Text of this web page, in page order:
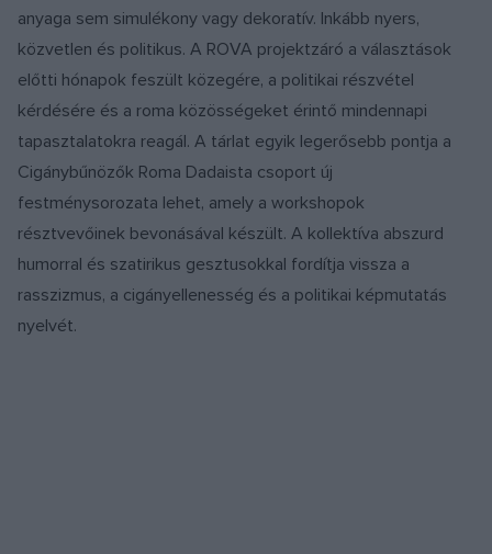
anyaga sem simulékony vagy dekoratív. Inkább nyers,
közvetlen és politikus. A ROVA projektzáró a választások
előtti hónapok feszült közegére, a politikai részvétel
kérdésére és a roma közösségeket érintő mindennapi
tapasztalatokra reagál. A tárlat egyik legerősebb pontja a
Cigánybűnözők Roma Dadaista csoport új
festménysorozata lehet, amely a workshopok
résztvevőinek bevonásával készült. A kollektíva abszurd
humorral és szatirikus gesztusokkal fordítja vissza a
rasszizmus, a cigányellenesség és a politikai képmutatás
nyelvét.